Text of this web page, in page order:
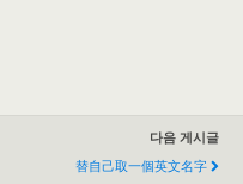
다음 게시글
替自己取一個英文名字